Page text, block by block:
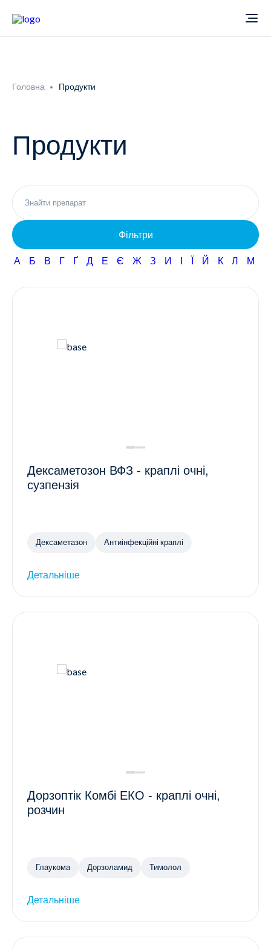
Новини
Неврологія
Гінекологія
Фармаконагляд
Кар'єра
Головна Продукти
Продукти
Фільтри
А Б В Г Ґ Д Е Є Ж З И І Ї Й К Л М
Дексаметозон ВФЗ - краплі очні,
сузпензія
Дексаметазон Антиінфекційні краплі
Детальніше
Дорзоптік Комбі ЕКО - краплі очні,
розчин
Глаукома Дорзоламид Тимолол
Детальніше